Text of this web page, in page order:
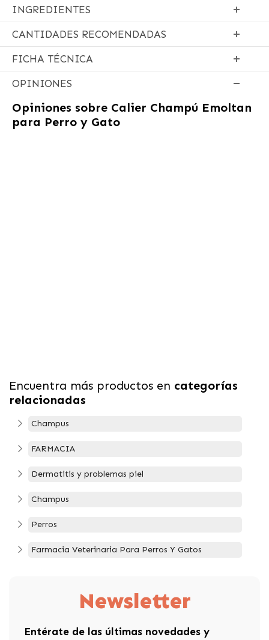
INGREDIENTES
CANTIDADES RECOMENDADAS
FICHA TÉCNICA
OPINIONES
Opiniones sobre Calier Champú Emoltan
para Perro y Gato
Encuentra más productos en categorías
relacionadas
Champus
FARMACIA
Dermatitis y problemas piel
Champus
Perros
Farmacia Veterinaria Para Perros Y Gatos
Newsletter
Entérate de las últimas novedades y